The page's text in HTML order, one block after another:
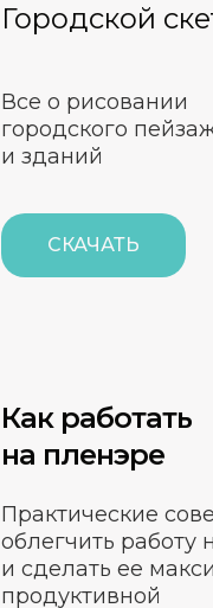
Городской
Все о рисовании
городского
и зданий
СКАЧАТЬ
Как работать
на пленэре
Практические
облегчить работу
и сделать ее
продуктивной